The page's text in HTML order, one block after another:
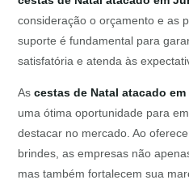
consideração o orçamento e as
suporte é fundamental para
satisfatória e atenda às
Ascestas de Natal atacado
uma ótima oportunidade para
destacar no mercado. Ao
brindes, as empresas não
mas também fortalecem sua